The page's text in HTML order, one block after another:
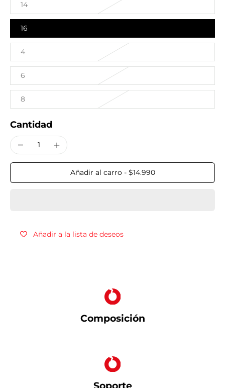
14
16
4
6
8
Cantidad
Añadir al carro - $14.990
Añadir a la lista de deseos
Composición